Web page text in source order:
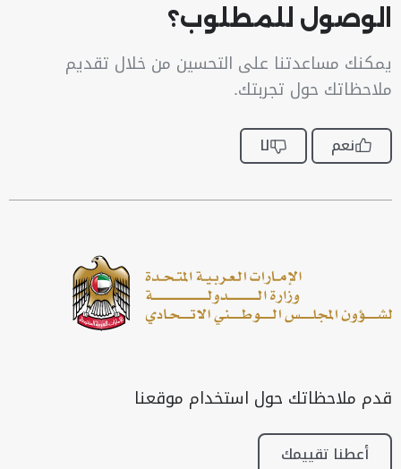
الوصول للمطلوب؟
يمكنك مساعدتنا على التحسين من خلال تقديم
ملاحظاتك حول تجربتك.
نعم لا
قدم ملاحظاتك حول استخدام موقعنا
أعطنا تقييمك